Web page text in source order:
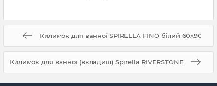
Килимок для ванної SPIRELLA FINO білий 60x90
Килимок для ванної (вкладиш) Spirella RIVERSTONE